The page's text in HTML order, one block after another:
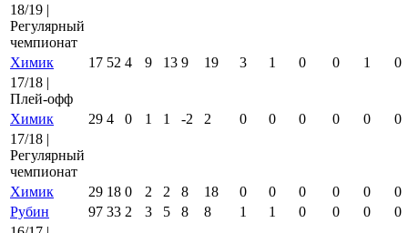
18/19 |
Регулярный
чемпионат
Химик
17 52 4 9 13 9 19 3 1 0 0 1
0
17/18 |
Плей-офф
Химик
29 4 0 1 1 -2 2 0 0 0 0 0
0
17/18 |
Регулярный
чемпионат
Химик
29 18 0 2 2 8 18 0 0 0 0 0
0
Рубин
97 33 2 3 5 8 8 1 1 0 0 0
0